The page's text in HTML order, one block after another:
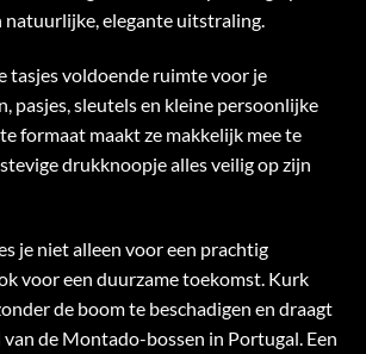
natuurlijke, elegante uitstraling.
tasjes voldoende ruimte voor je
pasjes, sleutels en kleine persoonlijke
formaat maakt ze makkelijk mee te
drukknoopje alles veilig op zijn
je niet alleen voor een prachtig
voor een duurzame toekomst. Kurk
de boom te beschadigen en draagt
de Montado-bossen in Portugal. Een